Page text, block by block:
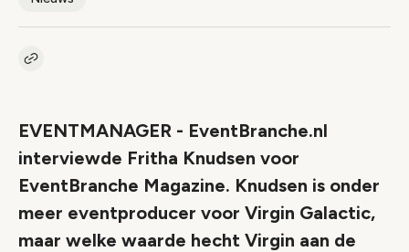
Kopieer link naar artikel
EVENTMANAGER - EventBranche.nl
interviewde Fritha Knudsen voor
EventBranche Magazine. Knudsen is onder
meer eventproducer voor Virgin Galactic,
maar welke waarde hecht Virgin aan de